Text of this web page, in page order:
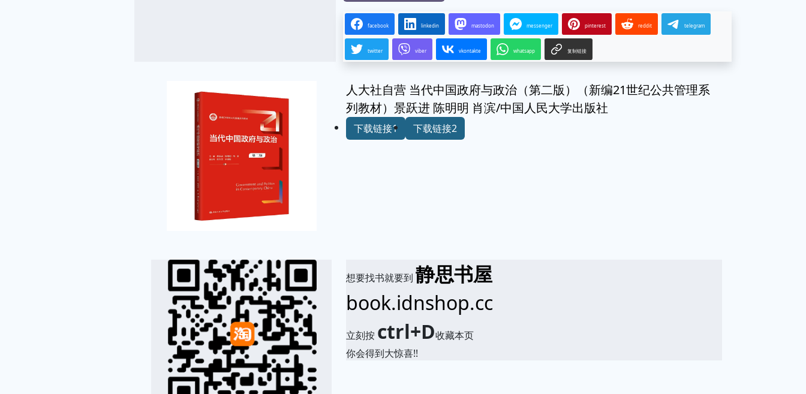
facebook linkedin mastodon messenger pinterest reddit telegram
twitter viber vkontakte whatsapp 复制链接
人大社自营 当代中国政府与政治（第二版）（新编21世纪公共管理系
列教材）景跃进 陈明明 肖滨/中国人民大学出版社
下载链接1 下载链接2
想要找书就要到静思书屋
book.idnshop.cc
立刻按 ctrl+D收藏本页
你会得到大惊喜!!